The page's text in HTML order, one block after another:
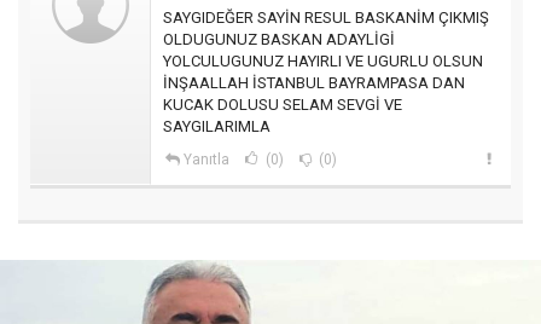
SAYGIDEĞER SAYİN RESUL BASKANİM ÇIKMIŞ
OLDUGUNUZ BASKAN ADAYLİGİ
YOLCULUGUNUZ HAYIRLI VE UGURLU OLSUN
İNŞAALLAH İSTANBUL BAYRAMPASA DAN
KUCAK DOLUSU SELAM SEVGİ VE
SAYGILARIMLA
Yanıtla (0) (0)